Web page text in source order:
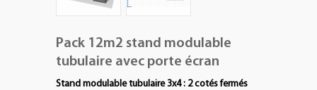
Pack 12m2 stand modulable
tubulaire avec porte écran
Stand modulable tubulaire 3x4 : 2 cotés fermés